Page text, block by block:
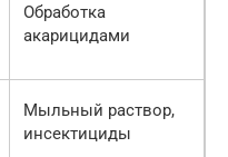
Обработка
акарицидами
Мыльный раствор,
инсектициды